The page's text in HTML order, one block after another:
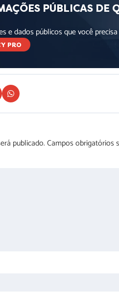
PÚBLICAS DE
e dados públicos que você
PRO
publicado.Campos obrigatórios